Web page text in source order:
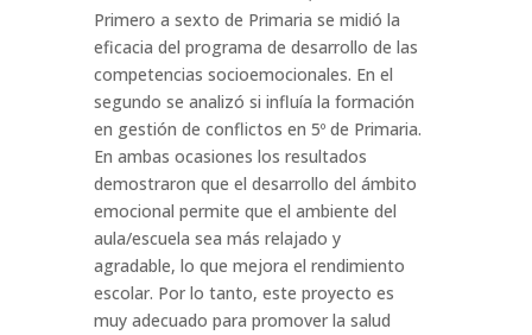
Primero a sexto de Primaria se midió la
eficacia del programa de desarrollo de las
competencias socioemocionales. En el
segundo se analizó si influía la formación
en gestión de conflictos en 5º de Primaria.
En ambas ocasiones los resultados
demostraron que el desarrollo del ámbito
emocional permite que el ambiente del
aula/escuela sea más relajado y
agradable, lo que mejora el rendimiento
escolar. Por lo tanto, este proyecto es
muy adecuado para promover la salud